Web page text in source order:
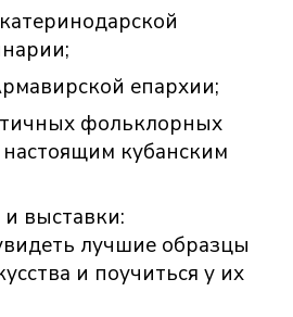
епархии;
фольклорных
кубанским
выставки:
лучшие образцы
и поучиться у их